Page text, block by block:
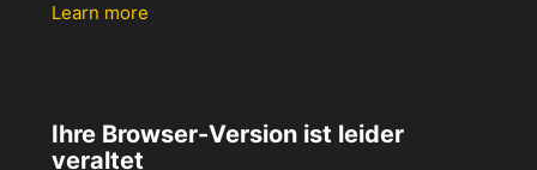
Learn more
Ihre Browser-Version ist leider
veraltet